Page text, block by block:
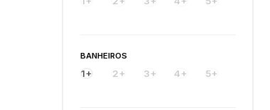
BANHEIROS
1+ 2+ 3+ 4+ 5+